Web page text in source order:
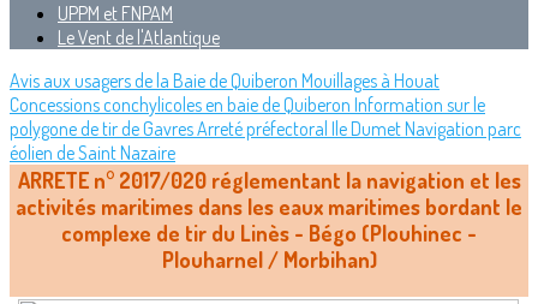
UPPM et FNPAM
Le Vent de l'Atlantique
Avis aux usagers de la Baie de Quiberon Mouillages à Houat
Concessions conchylicoles en baie de Quiberon Information sur le
polygone de tir de GavresArreté préfectoral Ile DumetNavigation parc
éolien de Saint Nazaire
ARRETE n° 2017/020 réglementant la navigation et les
activités maritimes dans les eaux maritimes bordant le
complexe de tir du Linès - Bégo (Plouhinec -
Plouharnel / Morbihan)